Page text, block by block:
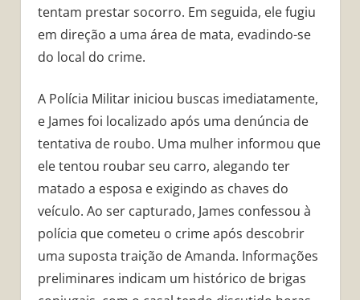
tentam prestar socorro. Em seguida, ele fugiu
em direção a uma área de mata, evadindo-se
do local do crime.
A Polícia Militar iniciou buscas imediatamente,
e James foi localizado após uma denúncia de
tentativa de roubo. Uma mulher informou que
ele tentou roubar seu carro, alegando ter
matado a esposa e exigindo as chaves do
veículo. Ao ser capturado, James confessou à
polícia que cometeu o crime após descobrir
uma suposta traição de Amanda. Informações
preliminares indicam um histórico de brigas